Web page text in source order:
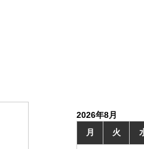
2026年8月
月
火